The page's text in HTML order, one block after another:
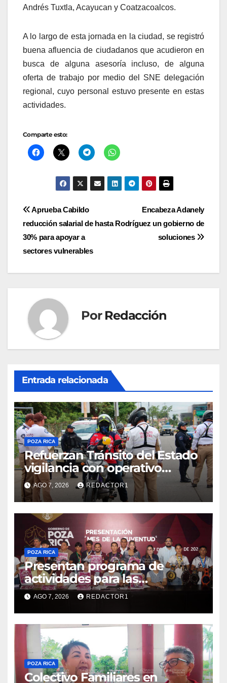
Andrés Tuxtla, Acayucan y Coatzacoalcos.
A lo largo de esta jornada en la ciudad, se registró
buena afluencia de ciudadanos que acudieron en
busca de alguna asesoría incluso, de alguna
oferta de trabajo por medio del SNE delegación
regional, cuyo personal estuvo presente en estas
actividades.
Comparte esto:
Navegación
de
entradas
Encabeza Adanely
Rodríguez un gobierno de
soluciones
Aprueba Cabildo
reducción salarial de hasta
30% para apoyar a
sectores vulnerables
Por Redacción
Entrada relacionada
POZA RICA
Refuerzan Tránsito del Estado
vigilancia con operativo
sorpresa
AGO 7, 2026 REDACTOR1
POZA RICA
Presentan programa de
actividades para las
juventudes
AGO 7, 2026 REDACTOR1
POZA RICA
Colectivo Familiares en